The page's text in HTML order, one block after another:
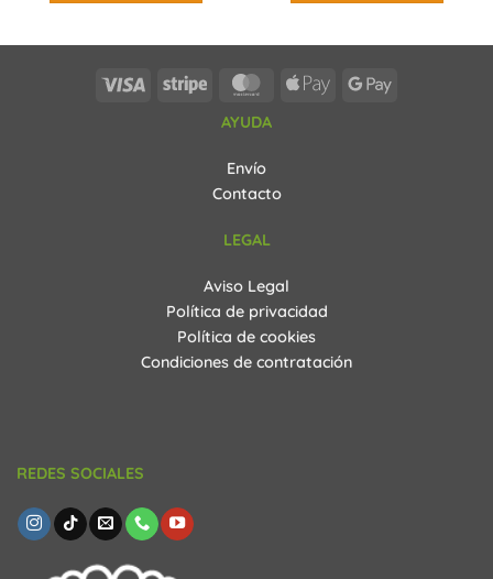
Visa Stripe MasterCard
Apple
Google
AYUDA
Envío
Contacto
LEGAL
Aviso Legal
Política de privacidad
Política de cookies
Condiciones de contratación
REDES SOCIALES